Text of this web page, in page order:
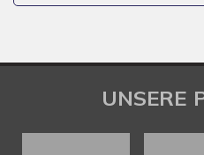
UNSERE